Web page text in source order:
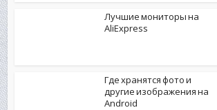
Лучшие мониторы на
AliExpress
Где хранятся фото и
другие изображения на
Android